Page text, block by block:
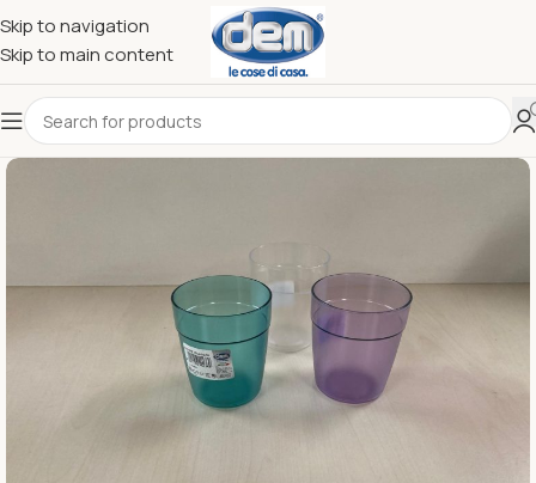
Skip to navigation
Skip to main content